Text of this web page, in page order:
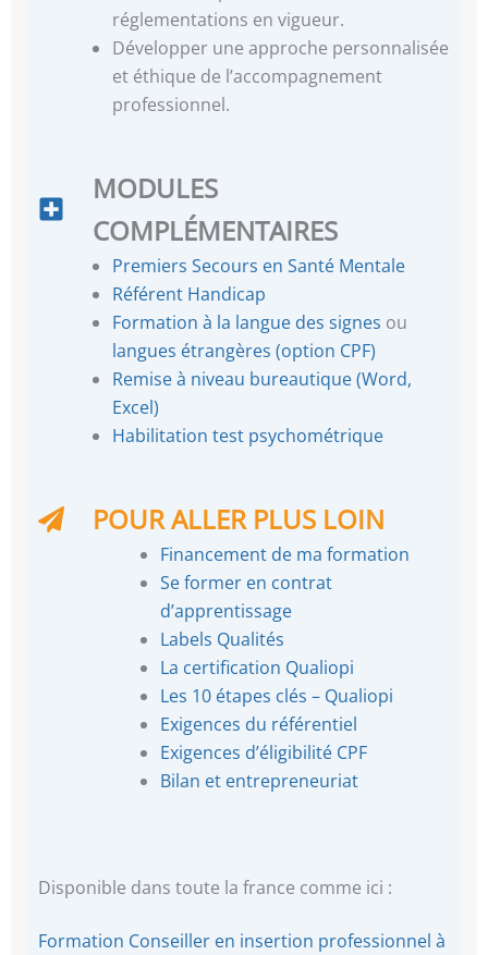
réglementations en vigueur.
Développer une approche personnalisée
et éthique de l’accompagnement
professionnel.
MODULES
COMPLÉMENTAIRES
Premiers Secours en Santé Mentale
Référent Handicap
Formation à la langue des signes ou
langues étrangères (option CPF)
Remise à niveau bureautique (Word,
Excel)
Habilitation test psychométrique
POUR ALLER PLUS LOIN
Financement de ma formation
Se former en contrat
d’apprentissage
Labels Qualités
La certification Qualiopi
Les 10 étapes clés – Qualiopi
Exigences du référentiel
Exigences d’éligibilité CPF
Bilan et entrepreneuriat
Disponible dans toute la france comme ici :
Formation Conseiller en insertion professionnel à